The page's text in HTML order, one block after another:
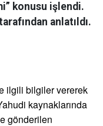
konusu işlendi.
anlatıldı.
ilgili bilgiler vererek
kaynaklarında
gönderilen